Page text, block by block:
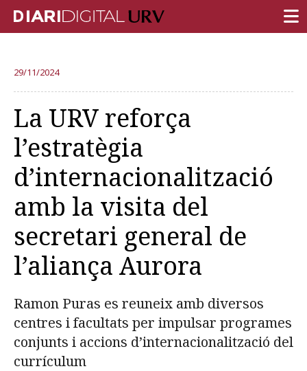
RECERCA
DOCÈNCIA
INSTITUCIÓ
VIDA AL CAMPUS
COMUNITAT URV
REPORTATGES
Més categories
Prova la cerca avançada
29/11/2024
La URV reforça
l’estratègia
d’internacionalització
amb la visita del
secretari general de
l’aliança Aurora
Ramon Puras es reuneix amb diversos
centres i facultats per impulsar programes
conjunts i accions d’internacionalització del
currículum